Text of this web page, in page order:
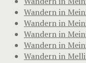
Wandern in
Wandern in
Wandern in
Wandern in
Wandern in